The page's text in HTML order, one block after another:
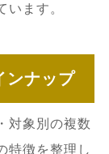
います。
ンナップ
対象別の複数
特徴を整理し